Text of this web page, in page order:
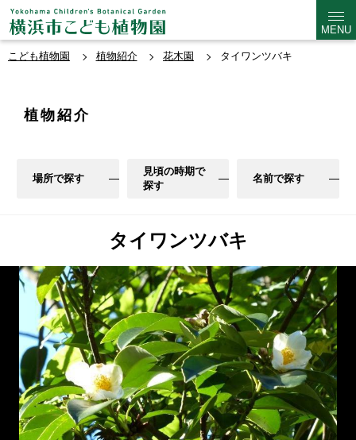
MENU
こども植物園 植物紹介 花木園 タイワンツバキ
植物紹介
場所で探す
見頃の時期で
探す
名前で探す
タイワンツバキ